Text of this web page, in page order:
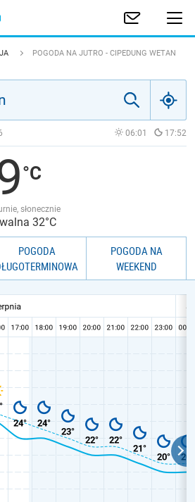
POGODA NA JUTRO - CIPEDUNG WETAN
06:01 17:52
słonecznie
32°C
POGODA
POGODA NA
WEEKEND